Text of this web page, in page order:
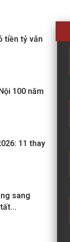
tiền tỷ vẫn
100 năm
11 thay
sang
tất…